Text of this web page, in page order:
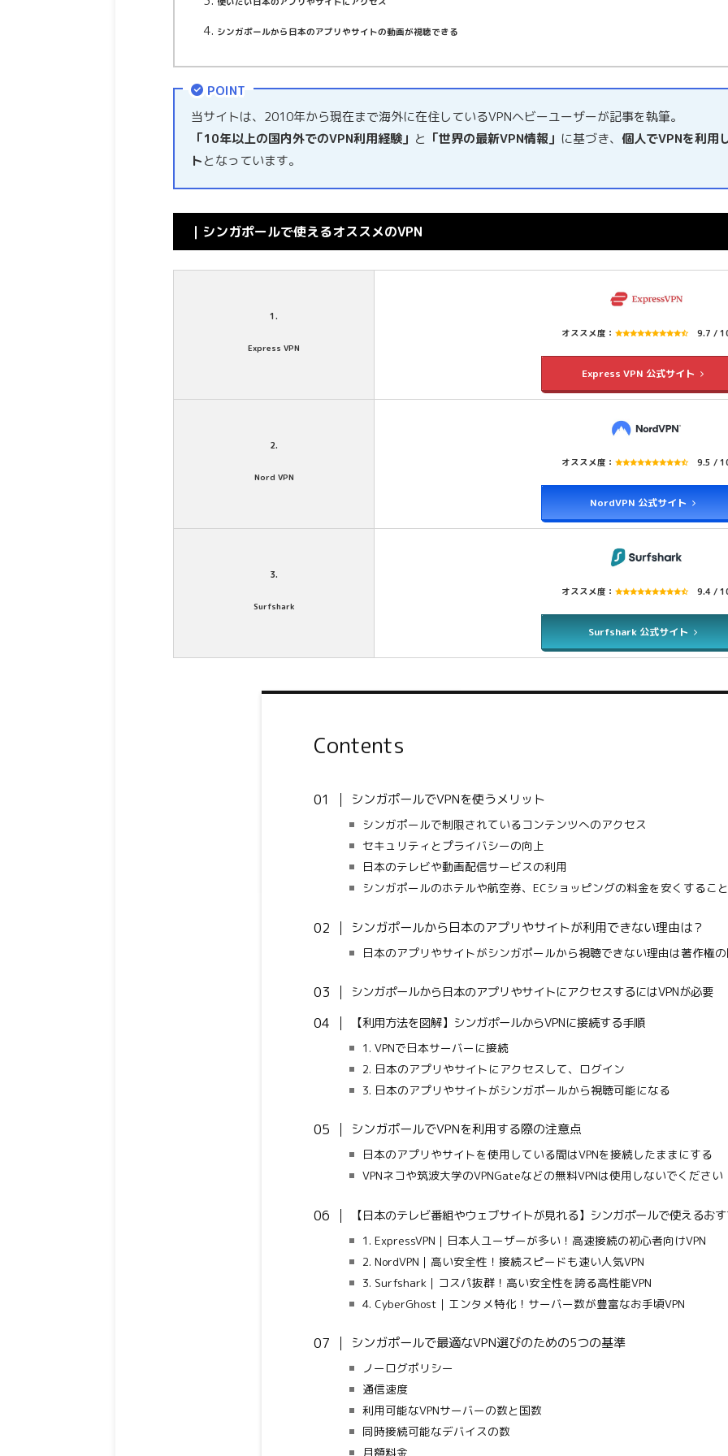
シンガポールから日本のアプリやサイトの動画が視聴できる
POINT
当サイトは、2010年から現在まで海外に在住しているVPNヘビーユーザーが記事を執筆。
「10年以上の国内外でのVPN利用経験」 と 「世界の最新VPN情報」 に基づき、 個人でVPNを利用
トとなっています。
｜シンガポールで使えるオススメのVPN
1.
Express VPN
オススメ度： 9.7 /
Express VPN 公式サイト
2.
Nord VPN
オススメ度： 9.5 /
NordVPN 公式サイト
3.
Surfshark
オススメ度： 9.4 /
Surfshark 公式サイト
Contents
シンガポールでVPNを使うメリット
シンガポールで制限されているコンテンツへのアクセス
セキュリティとプライバシーの向上
日本のテレビや動画配信サービスの利用
シンガポールのホテルや航空券、ECショッピングの料金を安くするこ
シンガポールから日本のアプリやサイトが利用できない理由は？
日本のアプリやサイトがシンガポールから視聴できない理由は著作権
シンガポールから日本のアプリやサイトにアクセスするにはVPNが必要
【利用方法を図解】シンガポールからVPNに接続する手順
1. VPNで日本サーバーに接続
2. 日本のアプリやサイトにアクセスして、ログイン
3. 日本のアプリやサイトがシンガポールから視聴可能になる
シンガポールでVPNを利用する際の注意点
日本のアプリやサイトを使用している間はVPNを接続したままにする
VPNネコや筑波大学のVPNGateなどの無料VPNは使用しないでください
【日本のテレビ番組やウェブサイトが見れる】シンガポールで使えるお
1. ExpressVPN｜日本人ユーザーが多い！高速接続の初心者向けVPN
2. NordVPN｜高い安全性！接続スピードも速い人気VPN
3. Surfshark｜コスパ抜群！高い安全性を誇る高性能VPN
4. CyberGhost｜エンタメ特化！サーバー数が豊富なお手頃VPN
シンガポールで最適なVPN選びのための5つの基準
ノーログポリシー
通信速度
利用可能なVPNサーバーの数と国数
同時接続可能なデバイスの数
月額料金